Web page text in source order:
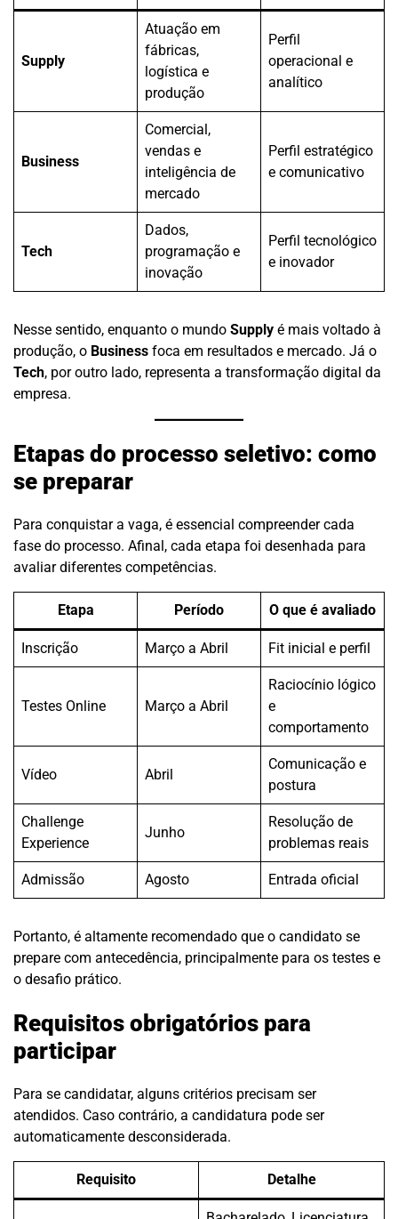
Supply
Atuação em
fábricas,
logística e
produção
Perfil
operacional e
analítico
Business
Comercial,
vendas e
inteligência de
mercado
Perfil estratégico
e comunicativo
Tech
Dados,
programação e
inovação
Perfil tecnológico
e inovador
Nesse sentido, enquanto o mundo Supply é mais voltado à
produção, o Business foca em resultados e mercado. Já o
Tech, por outro lado, representa a transformação digital da
empresa.
Etapas do processo seletivo: como
se preparar
Para conquistar a vaga, é essencial compreender cada
fase do processo. Afinal, cada etapa foi desenhada para
avaliar diferentes competências.
Etapa Período O que é avaliado
Inscrição Março a Abril Fit inicial e perfil
Testes Online Março a Abril
Raciocínio lógico
e
comportamento
Vídeo Abril
Comunicação e
postura
Challenge
Experience
Junho
Resolução de
problemas reais
Admissão Agosto Entrada oficial
Portanto, é altamente recomendado que o candidato se
prepare com antecedência, principalmente para os testes e
o desafio prático.
Requisitos obrigatórios para
participar
Para se candidatar, alguns critérios precisam ser
atendidos. Caso contrário, a candidatura pode ser
automaticamente desconsiderada.
Requisito Detalhe